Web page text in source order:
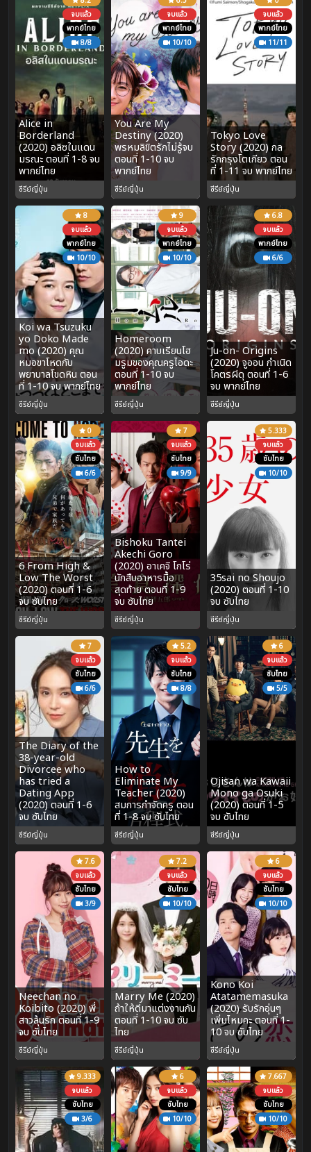
จบแล้ว
พากย์ไทย
8/8
Alice in
Borderland
(2020) อลิซในแดน
มรณะ ตอนที่ 1-8 จบ
พากย์ไทย
ซีรีย์ญี่ปุ่น
จบแล้ว
พากย์ไทย
10/10
You Are My
Destiny (2020)
พรหมลิขิตรักไม่รู้จบ
ตอนที่ 1-10 จบ
พากย์ไทย
ซีรีย์ญี่ปุ่น
จบแล้ว
พากย์ไทย
11/11
Tokyo Love
Story (2020) กล
รักกรุงโตเกียว ตอน
ที่ 1-11 จบ พากย์ไทย
ซีรีย์ญี่ปุ่น
8
จบแล้ว
พากย์ไทย
10/10
Koi wa Tsuzuku
yo Doko Made
mo (2020) คุณ
หมอขาโหดกับ
พยาบาลโขดหิน ตอน
ที่ 1-10 จบ พากย์ไทย
ซีรีย์ญี่ปุ่น
9
จบแล้ว
พากย์ไทย
10/10
Homeroom
(2020) คาบเรียนโฮ
มรูมของคุณครูไอดะ
ตอนที่ 1-10 จบ
พากย์ไทย
ซีรีย์ญี่ปุ่น
6.8
จบแล้ว
พากย์ไทย
6/6
Ju-on- Origins
(2020) จูออน กำเนิด
โคตรผีดุ ตอนที่ 1-6
จบ พากย์ไทย
ซีรีย์ญี่ปุ่น
0
จบแล้ว
ซับไทย
6/6
6 From High &
Low The Worst
(2020) ตอนที่ 1-6
จบ ซับไทย
ซีรีย์ญี่ปุ่น
7
จบแล้ว
ซับไทย
9/9
Bishoku Tantei
Akechi Goro
(2020) อาเคจิ โกโร่
นักสืบอาหารมื้อ
สุดท้าย ตอนที่ 1-9
จบ ซับไทย
ซีรีย์ญี่ปุ่น
5.333
จบแล้ว
ซับไทย
10/10
35sai no Shoujo
(2020) ตอนที่ 1-10
จบ ซับไทย
ซีรีย์ญี่ปุ่น
7
จบแล้ว
ซับไทย
6/6
The Diary of the
38-year-old
Divorcee who
has tried a
Dating App
(2020) ตอนที่ 1-6
จบ ซับไทย
ซีรีย์ญี่ปุ่น
5.2
จบแล้ว
ซับไทย
8/8
How to
Eliminate My
Teacher (2020)
สมการกำจัดครู ตอน
ที่ 1-8 จบ ซับไทย
ซีรีย์ญี่ปุ่น
6
จบแล้ว
ซับไทย
5/5
Ojisan wa Kawaii
Mono ga Osuki
(2020) ตอนที่ 1-5
จบ ซับไทย
ซีรีย์ญี่ปุ่น
7.6
จบแล้ว
ซับไทย
3/9
Neechan no
Koibito (2020) พี่
สาวลุ้นรัก ตอนที่ 1-9
จบ ซับไทย
ซีรีย์ญี่ปุ่น
7.2
จบแล้ว
ซับไทย
10/10
Marry Me (2020)
ถ้าให้ดีมาแต่งงานกัน
ตอนที่ 1-10 จบ ซับ
ไทย
ซีรีย์ญี่ปุ่น
6
จบแล้ว
ซับไทย
10/10
Kono Koi
Atatamemasuka
(2020) รับรักอุ่นๆ
เพิ่มไหมคะ ตอนที่ 1-
10 จบ ซับไทย
ซีรีย์ญี่ปุ่น
9.333
จบแล้ว
ซับไทย
3/6
6
จบแล้ว
ซับไทย
10/10
7.667
จบแล้ว
ซับไทย
10/10